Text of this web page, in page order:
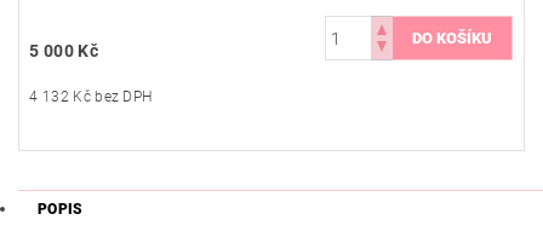
5 000 Kč
4 132 Kč bez DPH
POPIS